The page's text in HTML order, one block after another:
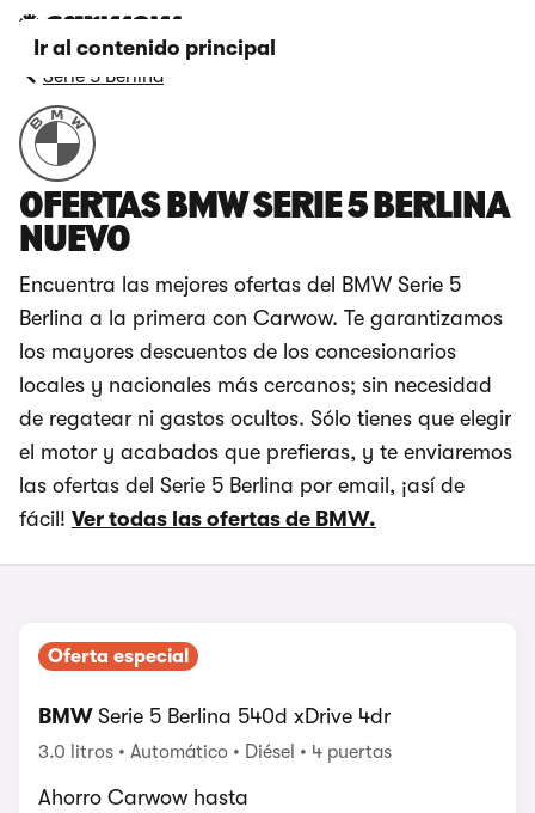
Ir al contenido principal
Serie 5 Berlina
OFERTAS BMW SERIE 5 BERLINA
NUEVO
Encuentra las mejores ofertas del BMW Serie 5
Berlina a la primera con Carwow. Te garantizamos
los mayores descuentos de los concesionarios
locales y nacionales más cercanos; sin necesidad
de regatear ni gastos ocultos. Sólo tienes que elegir
el motor y acabados que prefieras, y te enviaremos
las ofertas del Serie 5 Berlina por email, ¡así de
fácil! Ver todas las ofertas de BMW.
Oferta especial
BMW Serie 5 Berlina 540d xDrive 4dr
3.0 litros Automático Diésel 4 puertas
Ahorro Carwow hasta